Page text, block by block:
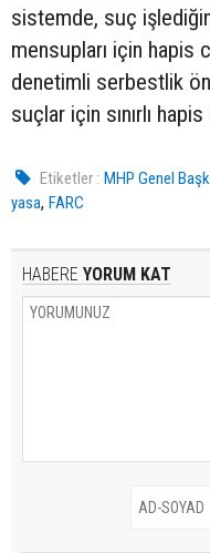
sistemde, suç
mensupları için hapis
denetimli serbestlik
suçlar için sınırlı
Etiketler : MHP Genel
yasa, FARC
HABERE YORUM KAT